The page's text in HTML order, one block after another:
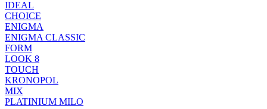
IDEAL
CHOICE
ENIGMA
ENIGMA CLASSIC
FORM
LOOK 8
TOUCH
KRONOPOL
MIX
PLATINIUM MILO